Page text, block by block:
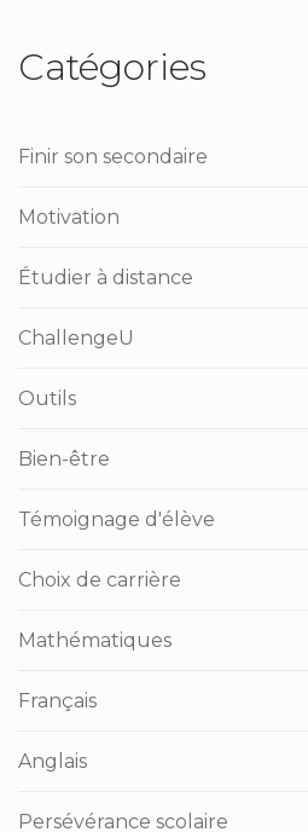
Catégories
Finir son secondaire
Motivation
Étudier à distance
ChallengeU
Outils
Bien-être
Témoignage d'élève
Choix de carrière
Mathématiques
Français
Anglais
Persévérance scolaire